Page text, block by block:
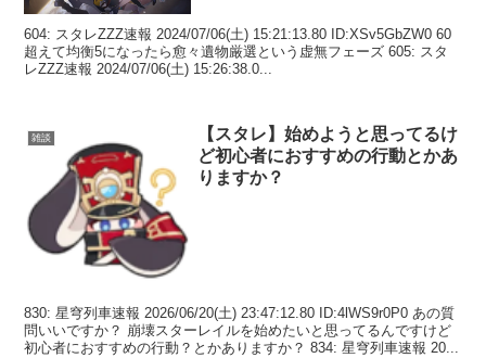
604: スタレZZZ速報 2024/07/06(土) 15:21:13.80 ID:XSv5GbZW0 60
超えて均衡5になったら愈々遺物厳選という虚無フェーズ 605: スタ
レZZZ速報 2024/07/06(土) 15:26:38.0...
雑談
【スタレ】始めようと思ってるけ
ど初心者におすすめの行動とかあ
りますか？
830: 星穹列車速報 2026/06/20(土) 23:47:12.80 ID:4lWS9r0P0 あの質
問いいですか？ 崩壊スターレイルを始めたいと思ってるんですけど
初心者におすすめの行動？とかありますか？ 834: 星穹列車速報 20...